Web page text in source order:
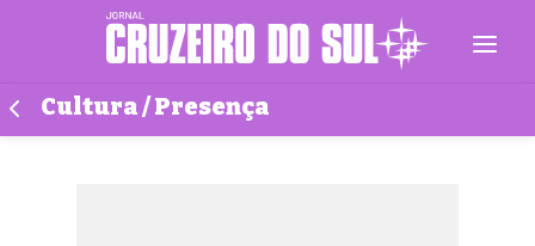
Cultura / Presença